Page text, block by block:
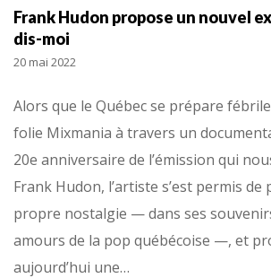
Frank Hudon propose un nouvel
dis-moi
20 mai 2022
Alors que le Québec se prépare
folie Mixmania à travers un
20e anniversaire de l’émission qui
Frank Hudon, l’artiste s’est permis de
propre nostalgie — dans ses
amours de la pop québécoise —, et
aujourd’hui une…